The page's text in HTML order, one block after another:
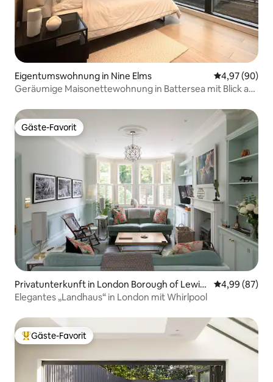
Eigentumswohnung in Nine Elms
4,97 (90)
Geräumige Maisonettewohnung in Battersea mit Blick auf
Gäste-Favorit
Gäste-Favorit
Privatunterkunft in London Borough of Lewis
ham
4,99 (87)
Elegantes „Landhaus“ in London mit Whirlpool
Beliebter Gäste-Favorit.
Gäste-Favorit